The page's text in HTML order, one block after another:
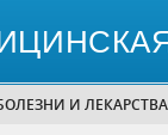
И ЛЕКАРСТВА